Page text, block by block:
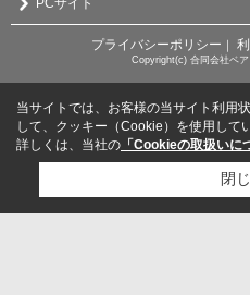
PCサイト
プライバシーポリシー
Copyright(c) 合同会社ベ
当サイトでは、お客様の当サイト利用
して、クッキー（Cookie）を使用して
詳しくは、当社の 「Cookieの取扱いに
閉